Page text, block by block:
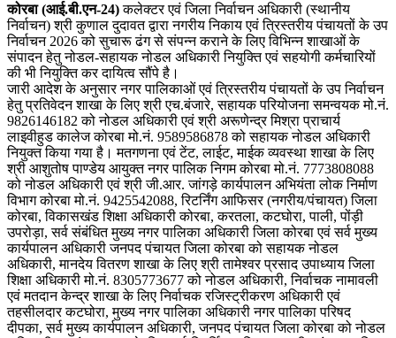
कोरबा (आई.बी.एन-24)कलेक्टर एवं जिला निर्वाचन अधिकारी (स्थानीय
निर्वाचन) श्री कुणाल दुदावत द्वारा नगरीय निकाय एवं त्रिस्तरीय पंचायतों के उप
निर्वाचन 2026 को सुचारू ढंग से संपन्न कराने के लिए विभिन्न शाखाओं के
संपादन हेतु नोडल-सहायक नोडल अधिकारी नियुक्ति एवं सहयोगी कर्मचारियों
की भी नियुक्ति कर दायित्व सौंपे है।
जारी आदेश के अनुसार नगर पालिकाओं एवं त्रिस्तरीय पंचायतों के उप निर्वाचन
हेतु प्रतिवेदन शाखा के लिए श्री एच.बंजारे, सहायक परियोजना समन्वयक मो.नं.
9826146182 को नोडल अधिकारी एवं श्री अरूणेन्द्र मिश्रा प्राचार्य
लाइवीहुड कालेज कोरबा मो.नं. 9589586878 को सहायक नोडल अधिकारी
नियुक्त किया गया है। मतगणना एवं टेंट, लाईट, माईक व्यवस्था शाखा के लिए
श्री आशुतोष पाण्डेय आयुक्त नगर पालिक निगम कोरबा मो.नं. 7773808088
को नोडल अधिकारी एवं श्री जी.आर. जांगड़े कार्यपालन अभियंता लोक निर्माण
विभाग कोरबा मो.नं. 9425542088, रिटर्निंग आफिसर (नगरीय/पंचायत) जिला
कोरबा, विकासखंड शिक्षा अधिकारी कोरबा, करतला, कटघोरा, पाली, पोंड़ी
उपरोड़ा, सर्व संबंधित मुख्य नगर पालिका अधिकारी जिला कोरबा एवं सर्व मुख्य
कार्यपालन अधिकारी जनपद पंचायत जिला कोरबा को सहायक नोडल
अधिकारी, मानदेय वितरण शाखा के लिए श्री तामेश्वर प्रसाद उपाध्याय जिला
शिक्षा अधिकारी मो.नं. 8305773677 को नोडल अधिकारी, निर्वाचक नामावली
एवं मतदान केन्द्र शाखा के लिए निर्वाचक रजिस्ट्रीकरण अधिकारी एवं
तहसीलदार कटघोरा, मुख्य नगर पालिका अधिकारी नगर पालिका परिषद
दीपका, सर्व मुख्य कार्यपालन अधिकारी, जनपद पंचायत जिला कोरबा को नोडल